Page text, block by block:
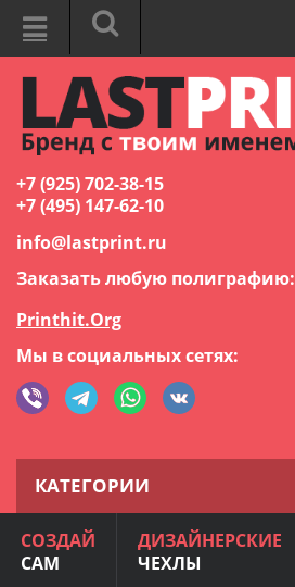
+7 (925) 702-38-15
+7 (495) 147-62-10
info@lastprint.ru
Заказать любую полиграфию:
Printhit.Org
Мы в социальных сетях:
КАТЕГОРИИ
СОЗДАЙ
САМ
ДИЗАЙНЕРСКИЕ
ЧЕХЛЫ